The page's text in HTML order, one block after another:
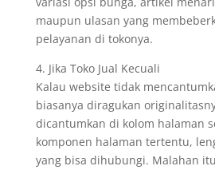
maupun ulasan yang
pelayanan di tokonya.
4. Jika Toko Jual Kecuali
Kalau website tidak
biasanya diragukan
dicantumkan di kolom halaman
komponen halaman tertentu,
yang bisa dihubungi. Malahan